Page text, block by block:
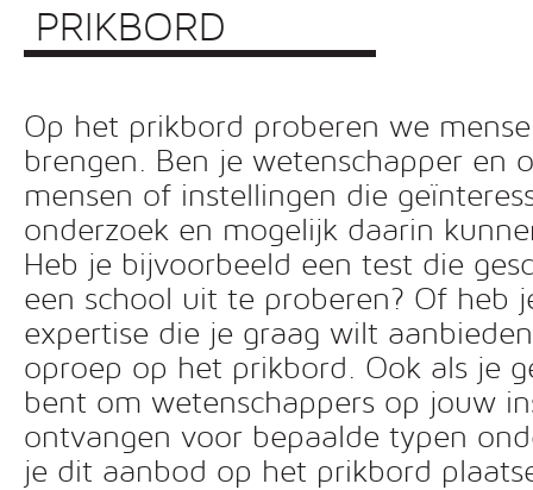
PRIKBORD
Op het prikbord proberen we
brengen. Ben je wetenschapper en
mensen of instellingen die
onderzoek en mogelijk daarin
Heb je bijvoorbeeld een test die
een school uit te proberen? Of heb
expertise die je graag wilt
oproep op het prikbord. Ook als je
bent om wetenschappers op jouw
ontvangen voor bepaalde typen
je dit aanbod op het prikbord